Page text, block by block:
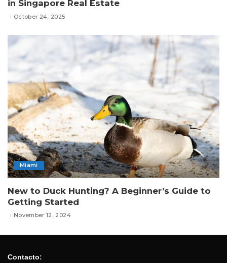
in Singapore Real Estate
October 24, 2025
Miami
New to Duck Hunting? A Beginner’s Guide to
Getting Started
November 12, 2024
Contacto: